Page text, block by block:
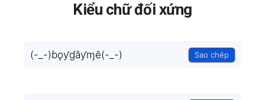
Kiểu chữ đối xứng
(-_-)ɓǫƴɠâƴɱê(-_-) Sao chép